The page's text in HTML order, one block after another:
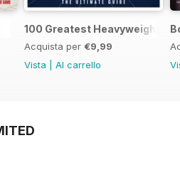
100 Greatest Heavyweight
Acquista per €9,99
Vista
Al carrello